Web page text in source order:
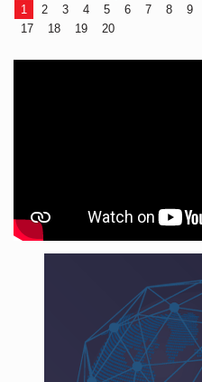
1 2 3 4 5 6 7 8 9
17
18 19 20